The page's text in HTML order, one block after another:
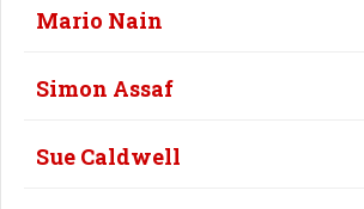
Mario Nain
Simon Assaf
Sue Caldwell